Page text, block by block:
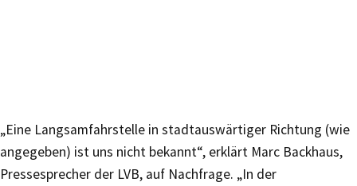
„Eine Langsamfahrstelle in stadtauswärtiger Richtung (wie
angegeben) ist uns nicht bekannt“, erklärt Marc Backhaus,
Pressesprecher der LVB, auf Nachfrage. „In der